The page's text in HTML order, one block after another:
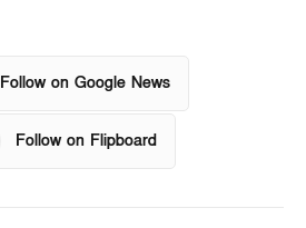
Follow on Google News
Follow on Flipboard